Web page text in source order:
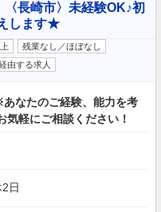
長崎市〉未経験OK♪初
します★
残業なし／ほぼなし
由する求人
なたのご経験、能力を考
気軽にご相談ください！
日